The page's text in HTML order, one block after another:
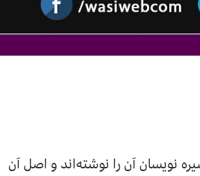
نویسان آن را نوشته‌اند و اصل آن